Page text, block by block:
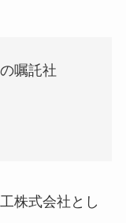
嘱託社
株式会社とし